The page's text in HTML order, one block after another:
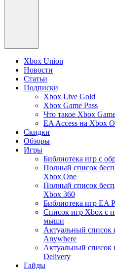
Xbox Union
Новости
Статьи
Подписки
Xbox Live Gold
Xbox Game Pass
Что такое Xbox
EA Access на Xbox
Скидки
Обзоры
Игры
Библиотека игр с
Полный список
Xbox One
Полный список
Xbox 360
Библиотека игр EA
Список игр Xbox c
мыши
Актуальный список
Anywhere
Актуальный список
Delivery
Гайды